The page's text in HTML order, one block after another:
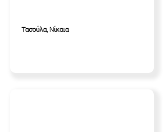
Τασούλα, Νίκαια